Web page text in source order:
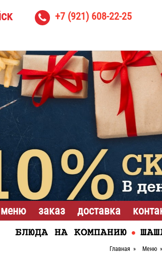
 +7 (921) 608-22-25
меню заказ доставка
БЛЮДА НА КОМПАНИЮ
Главная » Меню »